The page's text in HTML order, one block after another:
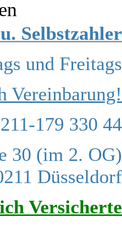
Selbstzahler
und Freitags
Vereinbarung!
179 330 44
30 (im 2. OG)
Düsseldorf
Versicherte